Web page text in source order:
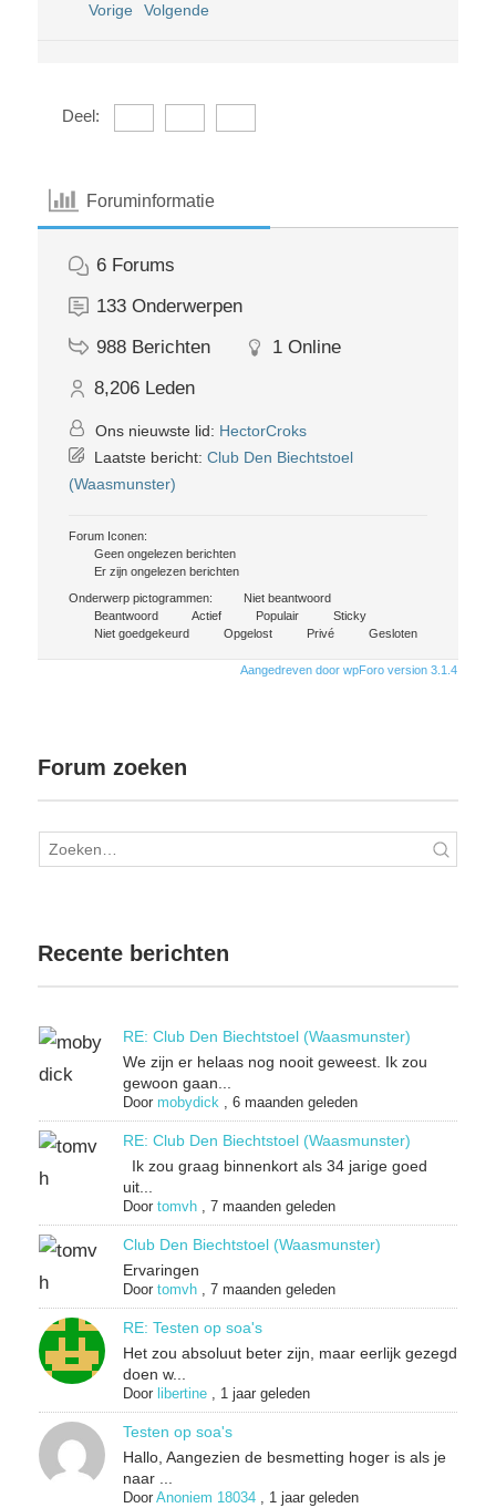
Vorige Volgende
Deel:
Foruminformatie
6 Forums
133 Onderwerpen
988 Berichten 1 Online
8,206 Leden
Ons nieuwste lid: HectorCroks
Laatste bericht: Club Den Biechtstoel
(Waasmunster)
Forum Iconen:
Geen ongelezen berichten
Er zijn ongelezen berichten
Onderwerp pictogrammen:
Niet beantwoord
Beantwoord
Actief Populair
Sticky
Niet goedgekeurd
Opgelost Privé Gesloten
Aangedreven door wpForo version 3.1.4
Forum zoeken
Recente berichten
RE: Club Den Biechtstoel (Waasmunster)
We zijn er helaas nog nooit geweest. Ik zou
gewoon gaan...
Door mobydick, 6 maanden geleden
RE: Club Den Biechtstoel (Waasmunster)
Ik zou graag binnenkort als 34 jarige goed
uit...
Door tomvh, 7 maanden geleden
Club Den Biechtstoel (Waasmunster)
Ervaringen
Door tomvh, 7 maanden geleden
RE: Testen op soa's
Het zou absoluut beter zijn, maar eerlijk gezegd
doen w...
Door libertine, 1 jaar geleden
Testen op soa's
Hallo, Aangezien de besmetting hoger is als je
naar ...
Door Anoniem 18034, 1 jaar geleden